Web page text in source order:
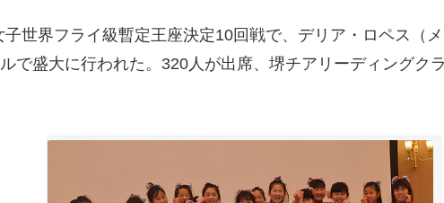
世界フライ級暫定王座決定10回戦で、デリア・ロペス（
で盛大に行われた。320人が出席、堺チアリーディングク